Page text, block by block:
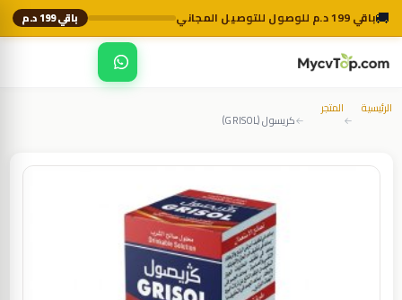
🚚باقي 199 د.م للوصول للتوصيل المجاني باقي 199 د.م
MycvTop
الرئيسية
←
المتجر
←كريسول (GRISOL)